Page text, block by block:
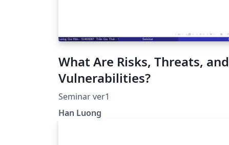
What Are Risks, Threats, and
Vulnerabilities?
Seminar ver1
Han Luong